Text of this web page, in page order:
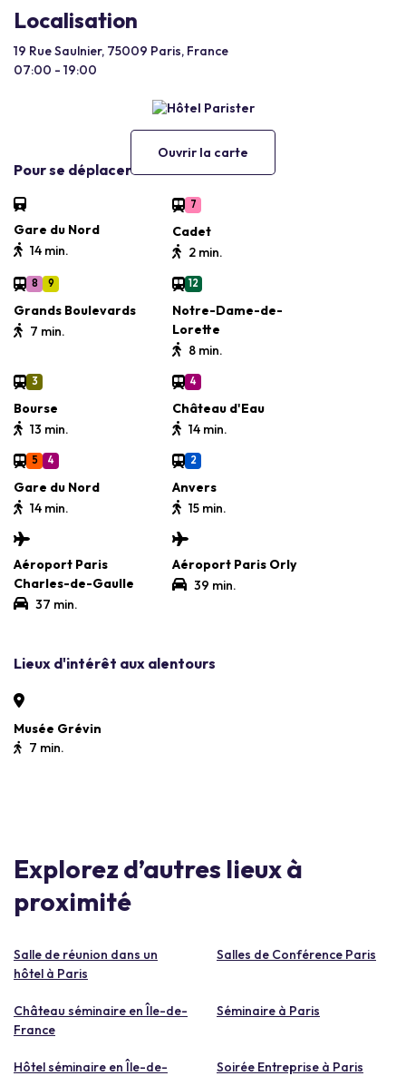
Localisation
19 Rue Saulnier, 75009 Paris, France
07:00 - 19:00
Ouvrir la carte
Pour se déplacer
Gare du Nord
14 min.
7
Cadet
2 min.
8 9
Grands Boulevards
7 min.
12
Notre-Dame-de-
Lorette
8 min.
3
Bourse
13 min.
4
Château d'Eau
14 min.
5 4
Gare du Nord
14 min.
2
Anvers
15 min.
Aéroport Paris
Charles-de-Gaulle
37 min.
Aéroport Paris Orly
39 min.
Lieux d'intérêt aux alentours
Musée Grévin
7 min.
Explorez d’autres lieux à
proximité
Salle de réunion dans un
hôtel à Paris
Salles de Conférence Paris
Château séminaire en Île-de-
France
Séminaire à Paris
Hôtel séminaire en Île-de-
Soirée Entreprise à Paris